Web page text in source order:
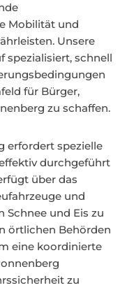
Mobilität und
Unsere
spezialisiert, schnell
für Bürger,
zu schaffen.
erfordert spezielle
durchgeführt
über das
und
Schnee und Eis zu
örtlichen Behörden
eine koordinierte
zu